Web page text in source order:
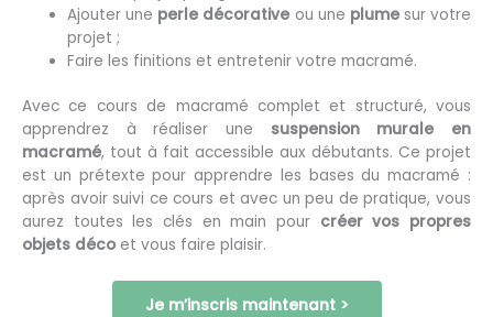
Ajouter une perle décorative ou une plumesur votre
projet ;
Faire les finitions et entretenir votre macramé.
Avec ce cours de macramé complet et structuré, vous
apprendrez à réaliser une suspension murale en
macramé, tout à fait accessible aux débutants. Ce projet
est un prétexte pour apprendre les bases du macramé :
après avoir suivi ce cours et avec un peu de pratique, vous
aurez toutes les clés en main pour créer vos propres
objets déco et vous faire plaisir.
Je m’inscris maintenant >